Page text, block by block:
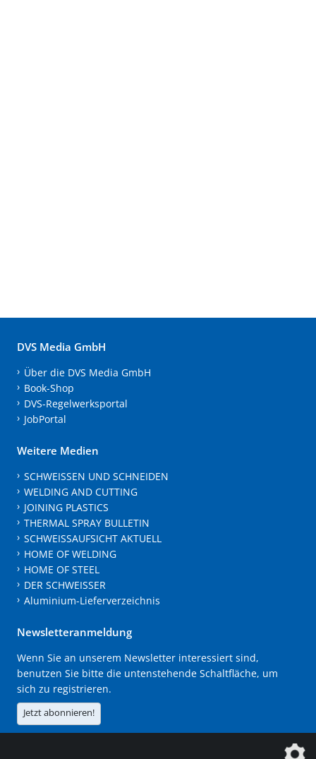
DVS Media GmbH
Über die DVS Media GmbH
Book-Shop
DVS-Regelwerksportal
JobPortal
Weitere Medien
SCHWEISSEN UND SCHNEIDEN
WELDING AND CUTTING
JOINING PLASTICS
THERMAL SPRAY BULLETIN
SCHWEISSAUFSICHT AKTUELL
HOME OF WELDING
HOME OF STEEL
DER SCHWEISSER
Aluminium-Lieferverzeichnis
Newsletteranmeldung
Wenn Sie an unserem Newsletter interessiert sind,
benutzen Sie bitte die untenstehende Schaltfläche, um
sich zu registrieren.
Jetzt abonnieren!